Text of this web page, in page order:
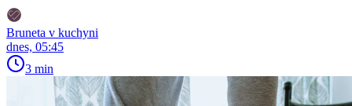
Bruneta v kuchyni
dnes, 05:45
3 min